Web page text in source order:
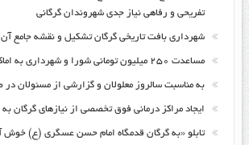
تفریحی و رفاهی نیاز جدی شهروندان گرگانی
شهرداری بافت تاریخی گرگان تشکیل و نقشه جامع
مساعدت ۲۵۰ میلیون تومانی شورا و شهرداری به اماکن مذهبی
به مناسبت سالروز معلولان و گزارشی از مسئولان
ایجاد مراکز درمانی فوق تخصصی از نیازهای گرگان
تابلو «به گرگان قدمگاه امام حسن عسگری (ع) خوش